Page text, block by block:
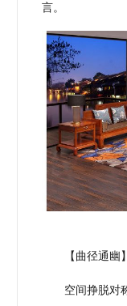
言。
【曲径通幽】
空间挣脱对